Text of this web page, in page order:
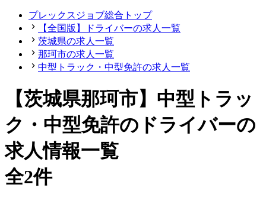
プレックスジョブ総合トップ
【全国版】ドライバーの求人一覧
茨城県の求人一覧
那珂市の求人一覧
中型トラック・中型免許の求人一覧
【茨城県那珂市】中型トラッ
ク・中型免許のドライバーの
求人情報一覧
全2件